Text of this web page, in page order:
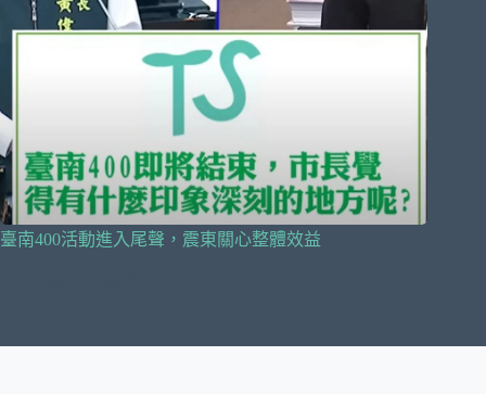
臺南400活動進入尾聲，震東關心整體效益